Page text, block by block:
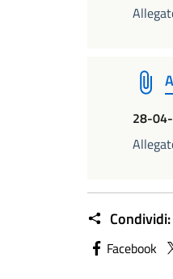
28-
Condividi:
Facebook